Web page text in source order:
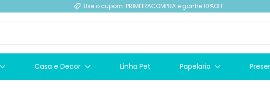
Use o cupom: PRIMEIRACOMPRA e ganhe 10%OFF
Casa e Decor Linha Pet Papelaria